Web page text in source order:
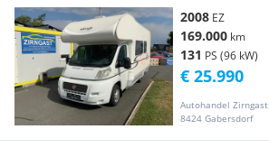
2008 EZ
169.000 km
131 PS (96 kW)
Autohandel Zirngast
8424 Gabersdorf
€ 25.990